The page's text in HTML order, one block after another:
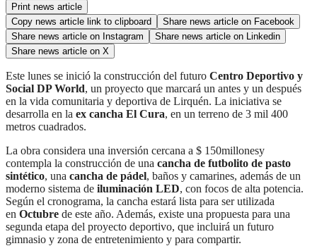
Print news article
Copy news article link to clipboard
Share news article on Facebook
Share news article on Instagram Share news article on
Linkedin
Share news article on X
Este lunes se inició la construcción del futuro Centro Deportivo y
Social DP World, un proyecto que marcará un antes y un después
en la vida comunitaria y deportiva de Lirquén. La iniciativa se
desarrolla en la ex cancha El Cura, en un terreno de 3 mil 400
metros cuadrados.
La obra considera una inversión cercana a $ 150millonesy
contempla la construcción de una cancha de futbolito de pasto
sintético, una cancha de pádel, baños y camarines, además de un
moderno sistema de iluminación LED, con focos de alta potencia.
Según el cronograma, la cancha estará lista para ser utilizada
en Octubre de este año. Además, existe una propuesta para una
segunda etapa del proyecto deportivo, que incluirá un futuro
gimnasio y zona de entretenimiento y para compartir.